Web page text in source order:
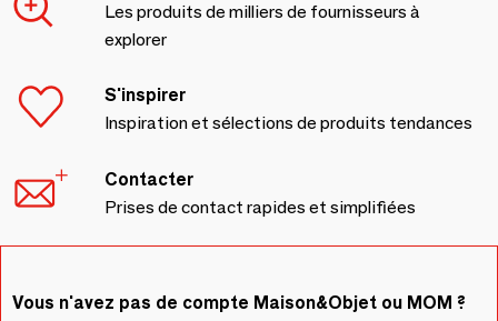
Les produits de milliers de fournisseurs à
explorer
S'inspirer
Inspiration et sélections de produits tendances
Contacter
Prises de contact rapides et simplifiées
Vous n'avez pas de compte Maison&Objet ou MOM ?